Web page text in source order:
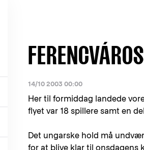
14/10 2003 00:00
Her til formiddag landede
flyet var 18 spillere samt en
Det ungarske hold må
for at blive klar til onsdagens